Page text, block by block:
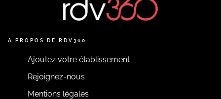
A PROPOS DE RDV360
Ajoutez votre établissement
Rejoignez-nous
Mentions légales